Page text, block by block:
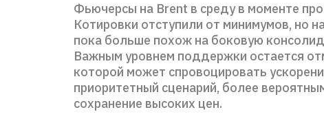
Фьючерсы на Brent в среду в моменте
Котировки отступили от минимумов, но
пока больше похож на боковую
Важным уровнем поддержки остается
которой может спровоцировать
приоритетный сценарий, более
сохранение высоких цен.